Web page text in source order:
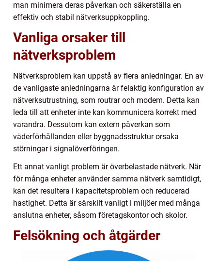
man minimera deras påverkan och säkerställa en
effektiv och stabil nätverksuppkoppling.
Vanliga orsaker till
nätverksproblem
Nätverksproblem kan uppstå av flera anledningar. En av
de vanligaste anledningarna är felaktig konfiguration av
nätverksutrustning, som routrar och modem. Detta kan
leda till att enheter inte kan kommunicera korrekt med
varandra. Dessutom kan extern påverkan som
väderförhållanden eller byggnadsstruktur orsaka
störningar i signalöverföringen.
Ett annat vanligt problem är överbelastade nätverk. När
för många enheter använder samma nätverk samtidigt,
kan det resultera i kapacitetsproblem och reducerad
hastighet. Detta är särskilt vanligt i miljöer med många
anslutna enheter, såsom företagskontor och skolor.
Felsökning och åtgärder